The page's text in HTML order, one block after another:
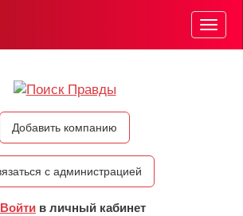
Добавить компанию
с администрацией
Войти в личный кабинет
Меню